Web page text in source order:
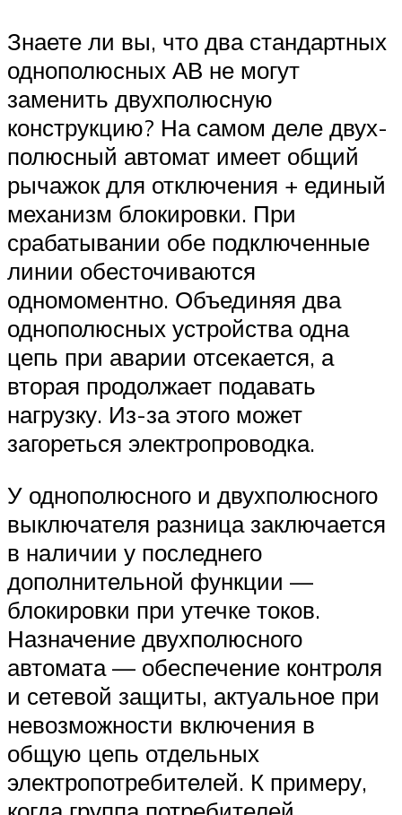
Знаете ли вы, что два стандартных
однополюсных АВ не могут
заменить двухполюсную
конструкцию? На самом деле двух-
полюсный автомат имеет общий
рычажок для отключения + единый
механизм блокировки. При
срабатывании обе подключенные
линии обесточиваются
одномоментно. Объединяя два
однополюсных устройства одна
цепь при аварии отсекается, а
вторая продолжает подавать
нагрузку. Из-за этого может
загореться электропроводка.
У однополюсного и двухполюсного
выключателя разница заключается
в наличии у последнего
дополнительной функции —
блокировки при утечке токов.
Назначение двухполюсного
автомата — обеспечение контроля
и сетевой защиты, актуальное при
невозможности включения в
общую цепь отдельных
электропотребителей. К примеру,